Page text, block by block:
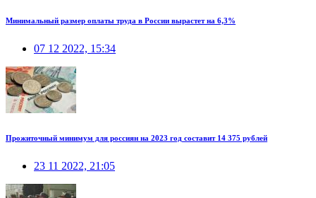
Минимальный размер оплаты труда в России вырастет на 6,3%
07 12 2022, 15:34
Прожиточный минимум для россиян на 2023 год составит 14 375 рублей
23 11 2022, 21:05